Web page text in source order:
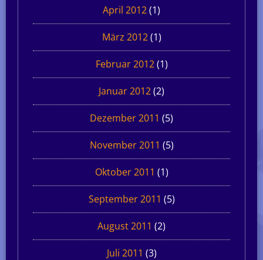
April 2012(1)
März 2012(1)
Februar 2012(1)
Januar 2012(2)
Dezember 2011 (5)
November 2011 (5)
Oktober 2011 (1)
September 2011 (5)
August 2011 (2)
Juli 2011 (3)